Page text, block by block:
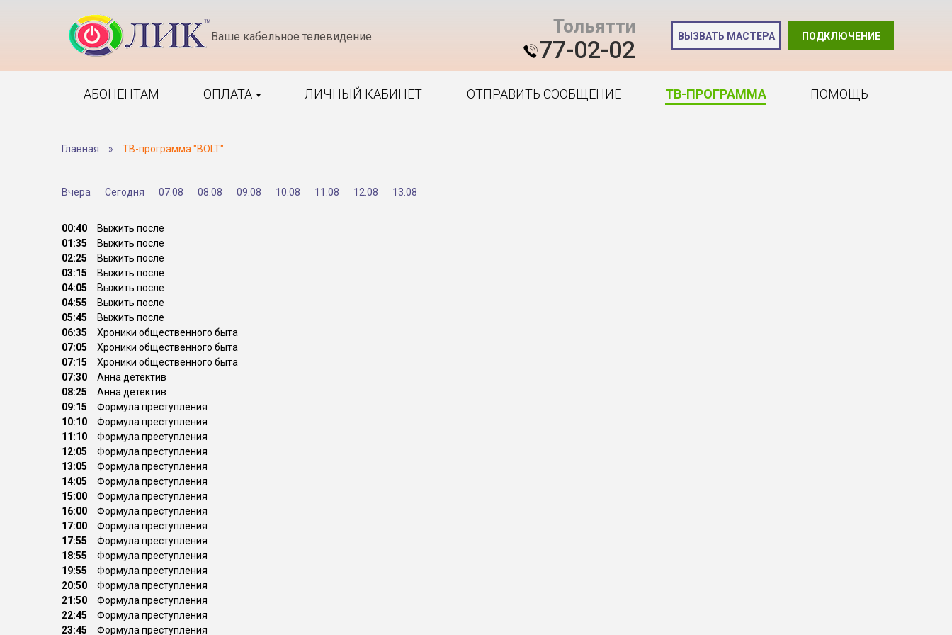
Ваше кабельное телевидение Тольятти
77-02-02 ПОДКЛЮЧЕНИЕ
ВЫЗВАТЬ МАСТЕРА
АБОНЕНТАМ ОПЛАТА ЛИЧНЫЙ КАБИНЕТ ОТПРАВИТЬ СООБЩЕНИЕ ТВ-ПРОГРАММА ПОМОЩЬ
Главная » ТВ-программа "BOLT"
Вчера Сегодня 07.08 08.08 09.08 10.08 11.08 12.08 13.08
00:40
Выжить после
01:35
Выжить после
02:25
Выжить после
03:15
Выжить после
04:05
Выжить после
04:55
Выжить после
05:45
Выжить после
06:35
Хроники общественного быта
07:05
Хроники общественного быта
07:15
Хроники общественного быта
07:30
Анна детектив
08:25
Анна детектив
09:15
Формула преступления
10:10
Формула преступления
11:10
Формула преступления
12:05
Формула преступления
13:05
Формула преступления
14:05
Формула преступления
15:00
Формула преступления
16:00
Формула преступления
17:00
Формула преступления
17:55
Формула преступления
18:55
Формула преступления
19:55
Формула преступления
20:50
Формула преступления
21:50
Формула преступления
22:45
Формула преступления
23:45
Формула преступления